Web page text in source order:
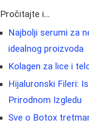
Pročitajte i...
Najbolji serumi za
idealnog proizvoda
Kolagen za lice i
Hijaluronski Fileri:
Prirodnom Izgledu
Sve o Botox